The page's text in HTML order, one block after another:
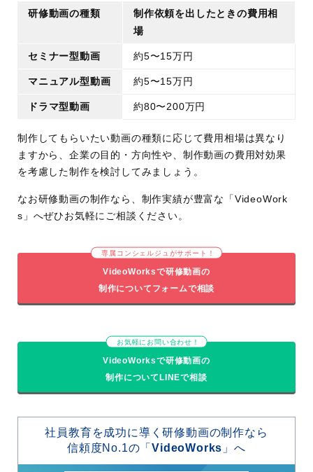
研修動画の種類
制作依頼を出したときの費用相
場
セミナー型動画 約5〜15万円
マニュアル型動画 約5〜15万円
ドラマ型動画 約80〜200万円
制作してもらいたい動画の種類に応じて費用相場は異なり
ますから、企業の目的・方向性や、制作動画の費用対効果
を考慮した制作を検討してみましょう。
なお研修動画の制作なら、制作実績が豊富な「VideoWork
s」へぜひお気軽にご相談ください。
専属コンシェルジュがサポート！
VideoWorksで研修動画の
制作についてフォームで相談
お気軽にお問い合わせ！
VideoWorksで研修動画の
制作についてLINEで相談
社員教育を成功に導く研修動画の制作なら
信頼度No.1の「VideoWorks 」へ